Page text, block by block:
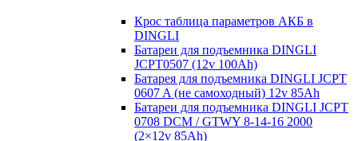
Крос таблица параметров АКБ в
DINGLI
Батареи для подъемника DINGLI
JCPT0507 (12v 100Ah)
Батарея для подъемника DINGLI JCPT
0607 A (не самоходный) 12v 85Ah
Батареи для подъемника DINGLI JCPT
0708 DCM / GTWY 8-14-16 2000
(2×12v 85Ah)